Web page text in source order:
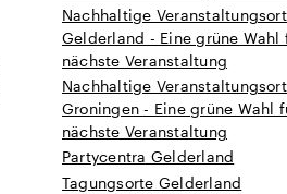
Nachhaltige
Gelderland - Eine grüne Wahl
nächste Veranstaltung
Nachhaltige
Groningen - Eine grüne Wahl
nächste Veranstaltung
Partycentra Gelderland
Tagungsorte Gelderland